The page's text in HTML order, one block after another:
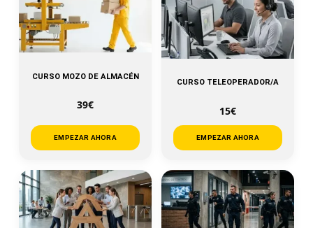
CURSO MOZO DE ALMACÉN
39€
EMPEZAR AHORA
CURSO TELEOPERADOR/A
15€
EMPEZAR AHORA